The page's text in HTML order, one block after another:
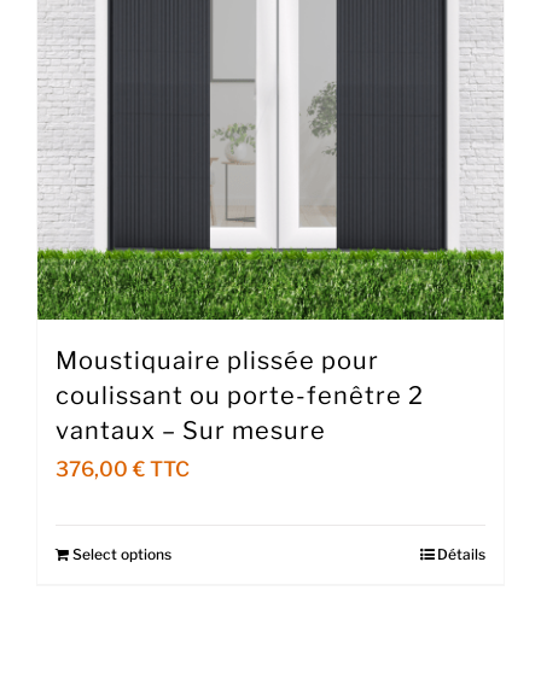
Moustiquaire plissée pour
coulissant ou porte-fenêtre 2
vantaux – Sur mesure
376,00€
Select options Détails